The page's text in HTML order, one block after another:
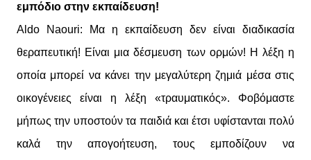
εμπόδιο στην εκπαίδευση!
Aldo Naouri: Μα η εκπαίδευση δεν είναι διαδικασία
θεραπευτική! Είναι μια δέσμευση των ορμών! Η λέξη η
οποία μπορεί να κάνει την μεγαλύτερη ζημιά μέσα στις
οικογένειες είναι η λέξη «τραυματικός». Φοβόμαστε
μήπως την υποστούν τα παιδιά και έτσι υφίστανται πολύ
καλά την απογοήτευση, τους εμποδίζουν να